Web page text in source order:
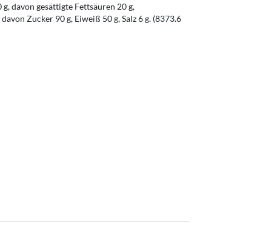
davon gesättigte Fettsäuren 20 g,
Zucker 90 g, Eiweiß 50 g, Salz 6 g. (8373.6